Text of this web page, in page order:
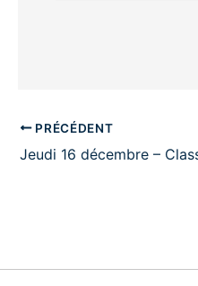
PRÉCÉDENT
Jeudi 16 décembre –